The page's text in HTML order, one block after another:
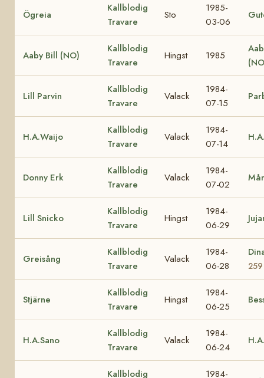
Ögreia
Kallblodig
Travare
Sto
1985-
03-06
Aaby Bill (NO)
Kallblodig
Travare
Hingst 1985
Lill Parvin
Kallblodig
Travare
Valack
1984-
07-15
H.A.Waijo
Kallblodig
Travare
Valack
1984-
07-14
Donny Erk
Kallblodig
Travare
Valack
1984-
07-02
Lill Snicko
Kallblodig
Travare
Hingst
1984-
06-29
Greisång
Kallblodig
Travare
Valack
1984-
06-28
259
Stjärne
Kallblodig
Travare
Hingst
1984-
06-25
H.A.Sano
Kallblodig
Travare
Valack
1984-
06-24
Kallblodig 1984-